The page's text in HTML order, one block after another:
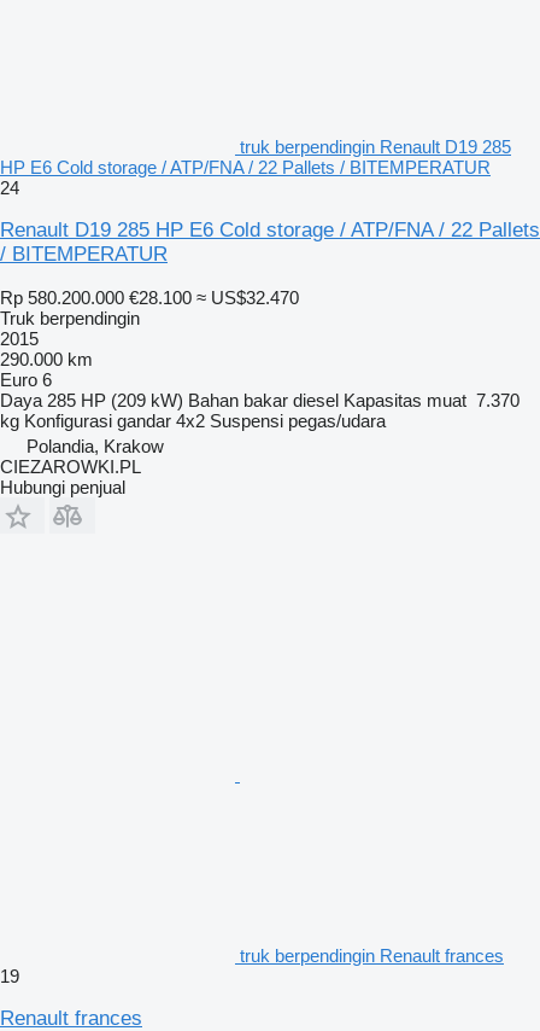
truk berpendingin Renault D19 285
HP E6 Cold storage / ATP/FNA / 22 Pallets / BITEMPERATUR
24
Renault D19 285 HP E6 Cold storage / ATP/FNA / 22 Pallets
/ BITEMPERATUR
Rp 580.200.000 €28.100 ≈ US$32.470
Truk berpendingin
2015
290.000 km
Euro 6
Daya 285 HP (209 kW) Bahan bakar diesel Kapasitas muat 7.370
kg Konfigurasi gandar 4x2 Suspensi pegas/udara
Polandia, Krakow
CIEZAROWKI.PL
Hubungi penjual
truk berpendingin Renault frances
19
Renault frances